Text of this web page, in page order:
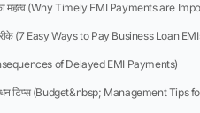
महत्व (Why Timely EMI Payments are
(7 Easy Ways to Pay Business Loan
of Delayed EMI Payments)
टिप्स (Budget&nbsp; Management Tips